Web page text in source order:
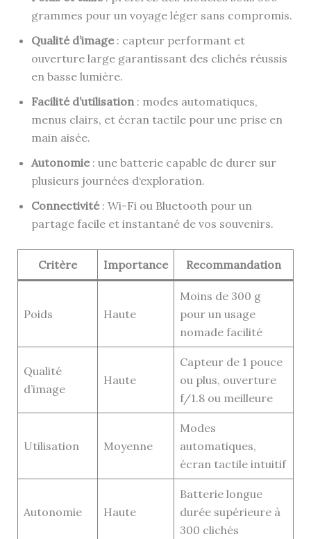
grammes pour un voyage léger sans compromis.
Qualité d’image: capteur performant et
ouverture large garantissant des clichés réussis
en basse lumière.
Facilité d’utilisation: modes automatiques,
menus clairs, et écran tactile pour une prise en
main aisée.
Autonomie: une batterie capable de durer sur
plusieurs journées d‘exploration.
Connectivité: Wi-Fi ou Bluetooth pour un
partage facile et instantané de vos souvenirs.
Critère Importance Recommandation
Poids Haute
Moins de 300 g
pour un usage
nomade facilité
Qualité
d’image
Haute
Capteur de 1 pouce
ou plus, ouverture
f/1.8 ou meilleure
Utilisation Moyenne
Modes
automatiques,
écran tactile intuitif
Autonomie Haute
Batterie longue
durée supérieure à
300 clichés